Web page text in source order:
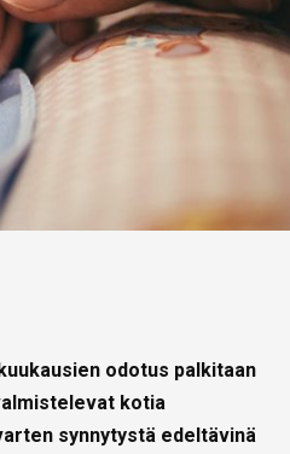
odotus palkitaan
kotia
synnytystä edeltävinä